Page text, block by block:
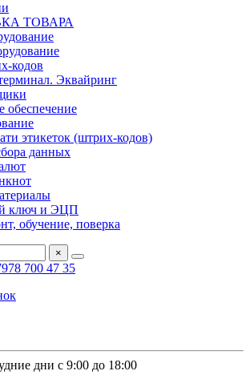
ТОВАРА
кодов
Эквайринг
обеспечение
этикеток (штрих-кодов)
данных
ключ и ЭЦП
обучение, поверка
×
700 47 35
дни с 9:00 до 18:00